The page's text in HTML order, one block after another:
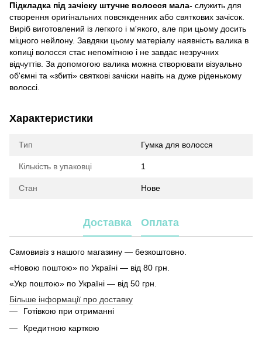
Підкладка під зачіску штучне волосся мала- служить для
створення оригінальних повсякденних або святкових зачісок.
Виріб виготовлений із легкого і м'якого, але при цьому досить
міцного нейлону. Завдяки цьому матеріалу наявність валика в
копиці волосся стає непомітною і не завдає незручних
відчуттів. За допомогою валика можна створювати візуально
об'ємні та «збиті» святкові зачіски навіть на дуже ріденькому
волоссі.
Характеристики
Тип Гумка для волосся
Кількість в упаковці 1
Стан Нове
Доставка Оплата
Самовивіз з нашого магазину — безкоштовно.
«Новою поштою» по Україні — від 80 грн.
«Укр поштою» по Україні — від 50 грн.
Більше інформації про доставку
Готівкою при отриманні
Кредитною карткою